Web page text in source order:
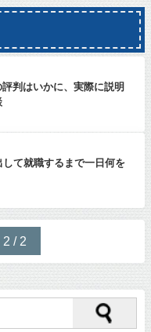
判はいかに、実際に説明
て就職するまで一日何を
/ 2